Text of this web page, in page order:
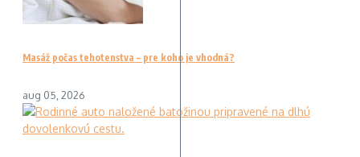
Masáž počas tehotenstva – pre koho je vhodná?
aug 05, 2026